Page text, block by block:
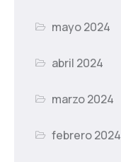
mayo 2024
abril 2024
marzo 2024
febrero 2024